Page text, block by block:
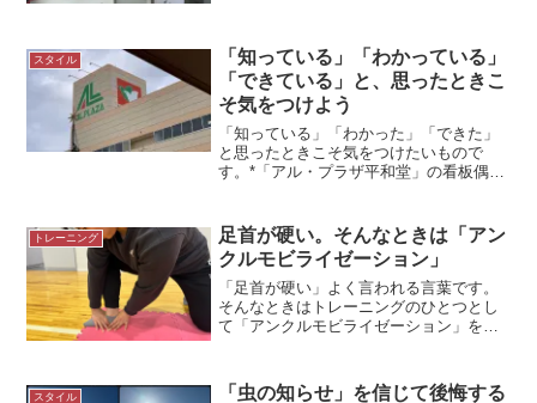
スリート」「トップアスリート」と「ア
スリート」ここでは「トッ...
スタイル
「知っている」「わかっている」
「できている」と、思ったときこ
そ気をつけよう
「知っている」「わかった」「できた」
と思ったときこそ気をつけたいもので
す。*「アル・プラザ平和堂」の看板偶
の先生が同じことを言っていました。
「つもり」と思うことが、いち...
トレーニング
足首が硬い。そんなときは「アン
クルモビライゼーション」
「足首が硬い」よく言われる言葉です。
そんなときはトレーニングのひとつとし
て「アンクルモビライゼーション」をす
硬い」と言います。しかし、ほとんどの
スタイル
「虫の知らせ」を信じて後悔する